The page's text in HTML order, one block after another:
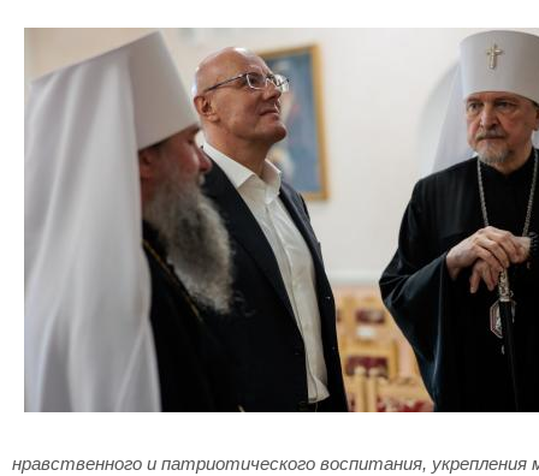
нравственного и патриотического воспитания,